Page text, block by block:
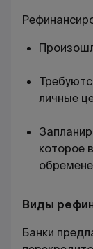
личные
которое
Виды
Банки